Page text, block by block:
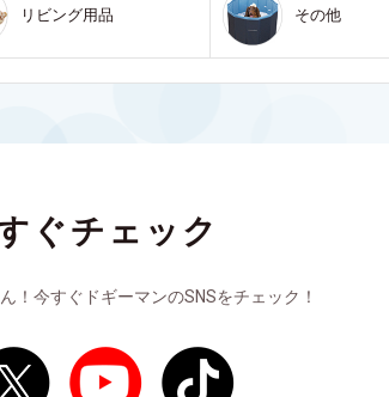
リビング用品 その他
ぐチェック
！今すぐドギーマンのSNSをチェック！